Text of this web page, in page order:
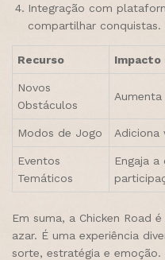
Integração com
compartilhar conquistas.
Recurso Impacto
Novos
Obstáculos
Modos de Jogo Adiciona
Eventos
Temáticos
Engaja a
Em suma, a Chicken Road
azar. É uma experiência
sorte, estratégia e emoção.